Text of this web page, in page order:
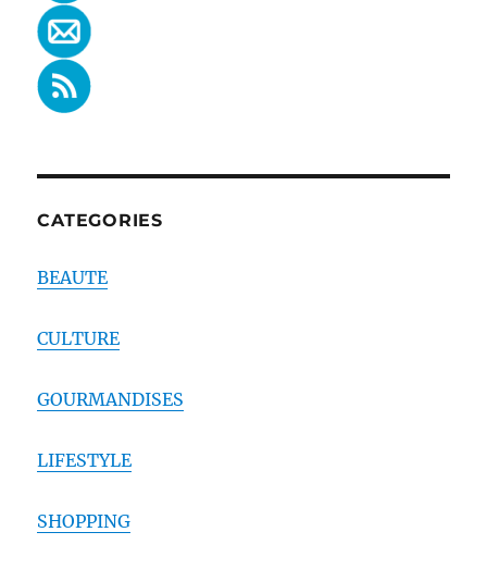
CATEGORIES
BEAUTE
CULTURE
GOURMANDISES
LIFESTYLE
SHOPPING